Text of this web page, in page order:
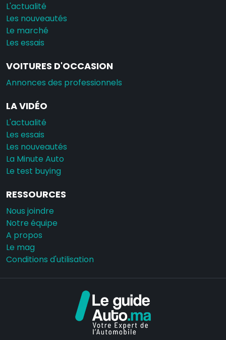
L'actualité
Les nouveautés
Le marché
Les essais
VOITURES D'OCCASION
Annonces des professionnels
LA VIDÉO
L'actualité
Les essais
Les nouveautés
La Minute Auto
Le test buying
RESSOURCES
Nous joindre
Notre équipe
A propos
Le mag
Conditions d'utilisation